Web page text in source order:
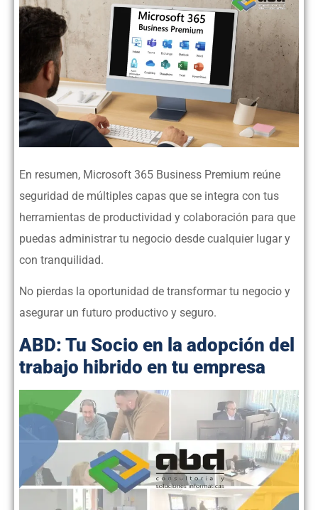
En resumen, Microsoft 365 Business Premium reúne
seguridad de múltiples capas que se integra con tus
herramientas de productividad y colaboración para que
puedas administrar tu negocio desde cualquier lugar y
con tranquilidad.
No pierdas la oportunidad de transformar tu negocio y
asegurar un futuro productivo y seguro.
ABD: Tu Socio en la adopción del
trabajo hibrido en tu empresa